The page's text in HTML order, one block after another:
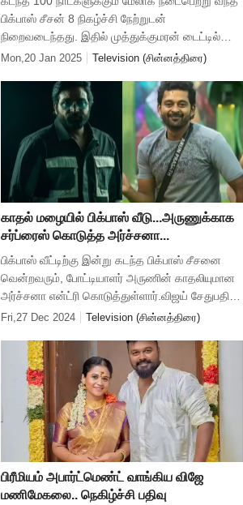
பிக்பாஸ் சீசன் 8 நிகழ்ச்சி நேற்றுடன்
நிறைவடைந்தது. இதில் முத்துக்குமரன் டைட்டில்
வின்னராக வெற்றி பெற்றார். கடந்த ஆண்டு
Mon,20 Jan 2025 Television (சின்னத்திரை)
காதல் மழையில் பிக்பாஸ் வீடு...அருணுக்காக
சர்ப்ரைஸ் கொடுத்த அர்ச்சனா...
பிக்பாஸ் வீட்டிற்கு இன்று கடந்த பிக்பாஸ் சீசனை
வென்றவரும், போட்டியாளர் அருணின் காதலியுமான
அர்ச்சனா என்ட்ரி கொடுத்துள்ளார்.விஜய் சேதுபதி
தொகுத்து வழங்கும் பிக்பாஸ் சீசன் 8 நிகழ்ச்சி
Fri,27 Dec 2024 Television (சின்னத்திரை)
பிரீமியம் அபார்ட்மெண்ட் வாங்கிய விஜே
மணிமேகலை.. நெகிழ்ச்சி பதிவு